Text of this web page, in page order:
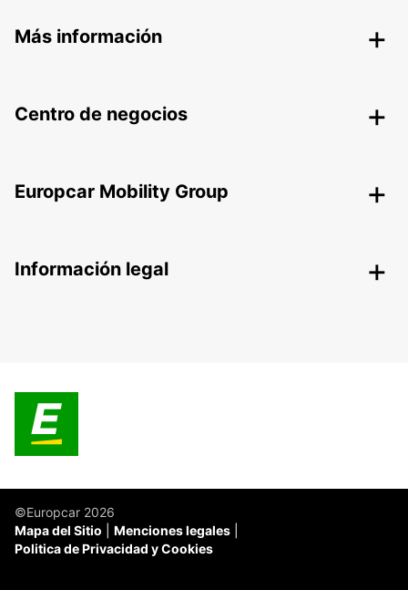
Más información
Centro de negocios
Europcar Mobility Group
Información legal
©Europcar 2026
Mapa del Sitio
Menciones legales
Politica de Privacidad y Cookies